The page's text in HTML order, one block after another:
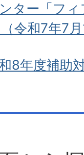
ター「フ
令和7年7
8年度補助